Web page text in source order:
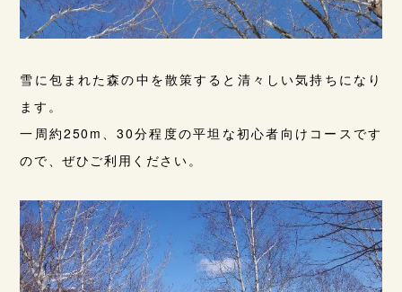
雪に包まれた森の中を散策すると清々しい気持ちになり
ます。
一周約250m、30分程度の平坦な初心者向けコースです
ので、ぜひご利用ください。